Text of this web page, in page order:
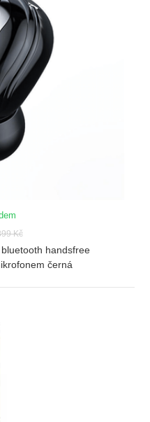
Kč
handsfree
černá